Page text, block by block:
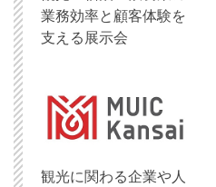
業務効率と顧客体験を
支える展示会
観光に関わる企業や人